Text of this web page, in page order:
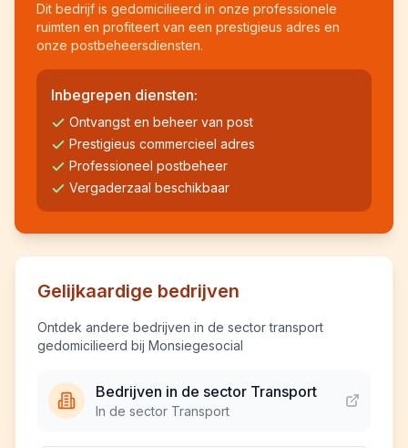
Dit bedrijf is gedomicilieerd in onze professionele
ruimten en profiteert van een prestigieus adres en
onze postbeheersdiensten.
Inbegrepen diensten:
Ontvangst en beheer van post
Prestigieus commercieel adres
Professioneel postbeheer
Vergaderzaal beschikbaar
Gelijkaardige bedrijven
Ontdek andere bedrijven in de sector transport
gedomicilieerd bij Monsiegesocial
Bedrijven in de sector Transport
In de sector Transport